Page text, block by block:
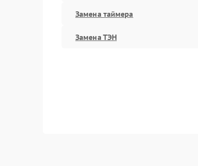
Замена таймера
Замена ТЭН